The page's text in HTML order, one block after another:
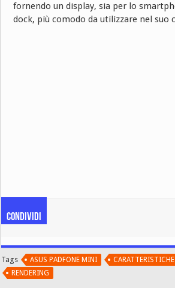
fornendo un display, sia per lo
dock, più comodo da utilizzare nel suo
Condividi
Tags ASUS PADFONE MINI
RENDERING